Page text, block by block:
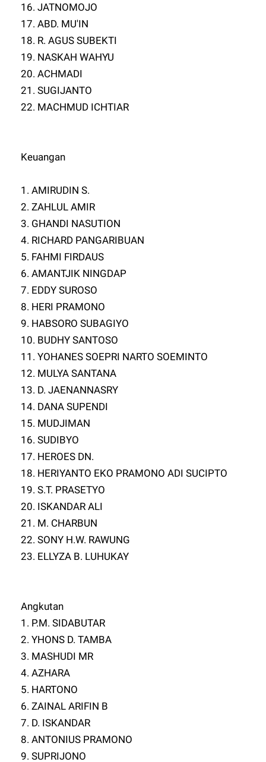
16. JATNOMOJO
17. ABD. MU'IN
18. R. AGUS SUBEKTI
19. NASKAH WAHYU
20. ACHMADI
21. SUGIJANTO
22. MACHMUD ICHTIAR
Keuangan
1. AMIRUDIN S.
2. ZAHLUL AMIR
3. GHANDI NASUTION
4. RICHARD PANGARIBUAN
5. FAHMI FIRDAUS
6. AMANTJIK NINGDAP
7. EDDY SUROSO
8. HERI PRAMONO
9. HABSORO SUBAGIYO
10. BUDHY SANTOSO
11. YOHANES SOEPRI NARTO SOEMINTO
12. MULYA SANTANA
13. D. JAENANNASRY
14. DANA SUPENDI
15. MUDJIMAN
16. SUDIBYO
17. HEROES DN.
18. HERIYANTO EKO PRAMONO ADI SUCIPTO
19. S.T. PRASETYO
20. ISKANDAR ALI
21. M. CHARBUN
22. SONY H.W. RAWUNG
23. ELLYZA B. LUHUKAY
Angkutan
1. P.M. SIDABUTAR
2. YHONS D. TAMBA
3. MASHUDI MR
4. AZHARA
5. HARTONO
6. ZAINAL ARIFIN B
7. D. ISKANDAR
8. ANTONIUS PRAMONO
9. SUPRIJONO